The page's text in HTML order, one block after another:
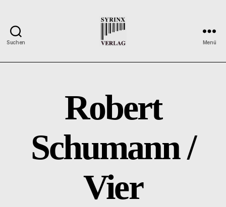
Suchen
Verlag
der
Flötisten
Menü
Robert
Schumann /
Vier